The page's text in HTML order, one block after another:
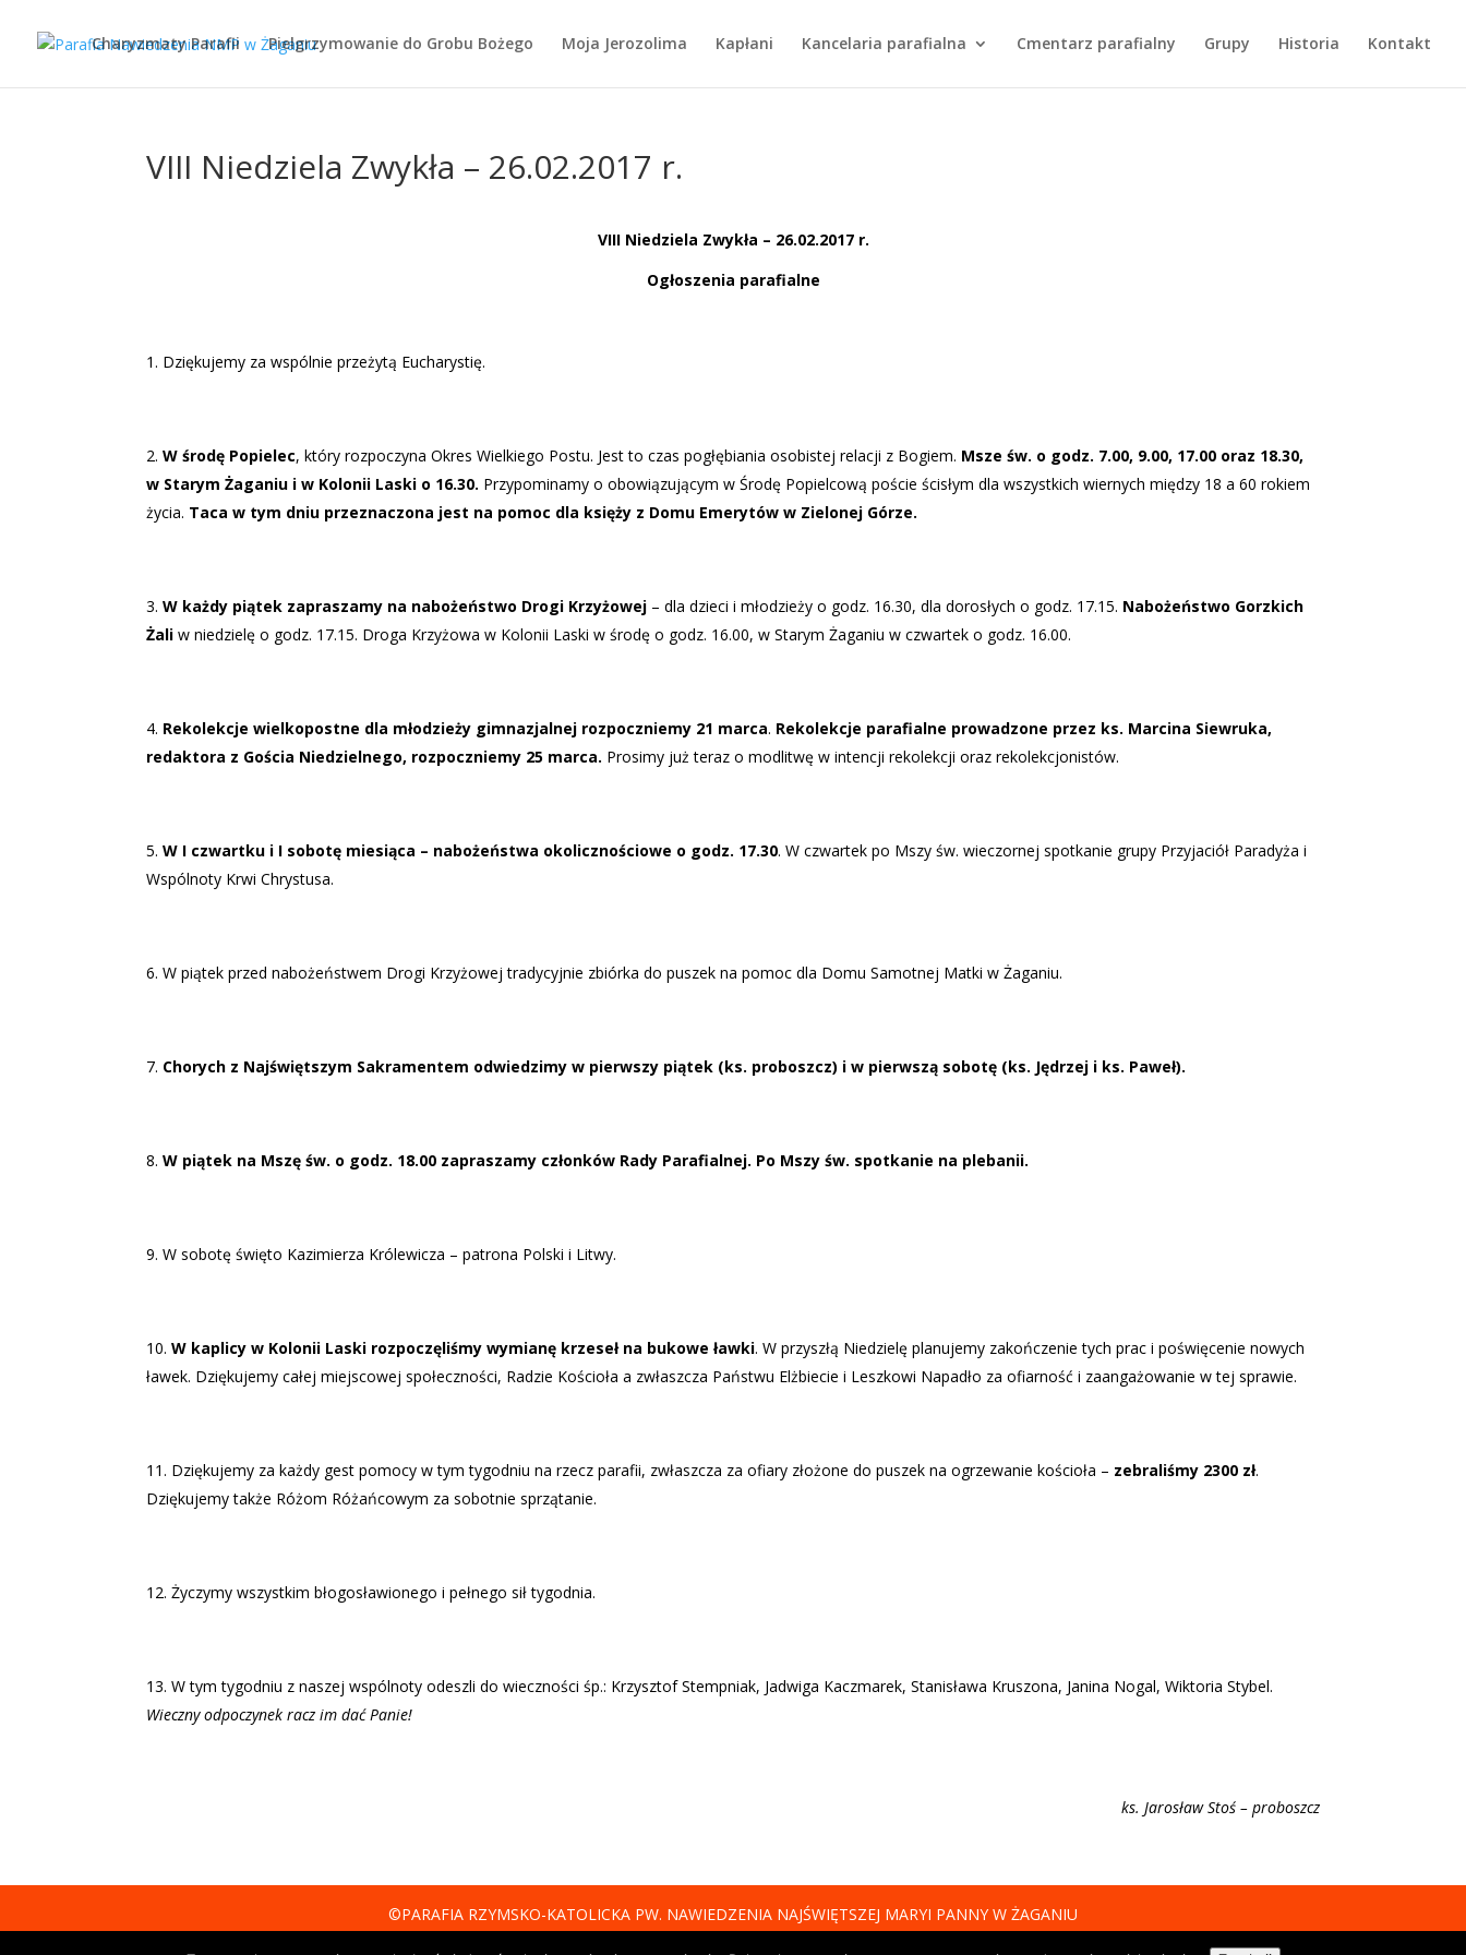
Charyzmaty Parafii Pielgrzymowanie do Grobu Bożego Moja Jerozolima Kapłani Kancelaria parafialna Cmentarz parafialny Grupy Historia Kontakt
VIII Niedziela Zwykła – 26.02.2017 r.
VIII Niedziela Zwykła – 26.02.2017 r.
Ogłoszenia parafialne
Dziękujemy za wspólnie przeżytą Eucharystię.
W środę Popielec, który rozpoczyna Okres Wielkiego Postu. Jest to czas pogłębiania osobistej relacji z Bogiem. Msze św. o godz. 7.00, 9.00, 17.00 oraz 18.30,
w Starym Żaganiu i w Kolonii Laski o 16.30. Przypominamy o obowiązującym w Środę Popielcową poście ścisłym dla wszystkich wiernych między 18 a 60 rokiem
życia. Taca w tym dniu przeznaczona jest na pomoc dla księży z Domu Emerytów w Zielonej Górze.
W każdy piątek zapraszamy na nabożeństwo Drogi Krzyżowej – dla dzieci i młodzieży o godz. 16.30, dla dorosłych o godz. 17.15. Nabożeństwo Gorzkich
Żali w niedzielę o godz. 17.15. Droga Krzyżowa w Kolonii Laski w środę o godz. 16.00, w Starym Żaganiu w czwartek o godz. 16.00.
Rekolekcje wielkopostne dla młodzieży gimnazjalnej rozpoczniemy 21 marca. Rekolekcje parafialne prowadzone przez ks. Marcina Siewruka,
redaktora z Gościa Niedzielnego, rozpoczniemy 25 marca. Prosimy już teraz o modlitwę w intencji rekolekcji oraz rekolekcjonistów.
W I czwartku i I sobotę miesiąca – nabożeństwa okolicznościowe o godz. 17.30. W czwartek po Mszy św. wieczornej spotkanie grupy Przyjaciół Paradyża i
Wspólnoty Krwi Chrystusa.
W piątek przed nabożeństwem Drogi Krzyżowej tradycyjnie zbiórka do puszek na pomoc dla Domu Samotnej Matki w Żaganiu.
Chorych z Najświętszym Sakramentem odwiedzimy w pierwszy piątek (ks. proboszcz) i w pierwszą sobotę (ks. Jędrzej i ks. Paweł).
W piątek na Mszę św. o godz. 18.00 zapraszamy członków Rady Parafialnej. Po Mszy św. spotkanie na plebanii.
W sobotę święto Kazimierza Królewicza – patrona Polski i Litwy.
W kaplicy w Kolonii Laski rozpoczęliśmy wymianę krzeseł na bukowe ławki. W przyszłą Niedzielę planujemy zakończenie tych prac i poświęcenie nowych
ławek. Dziękujemy całej miejscowej społeczności, Radzie Kościoła a zwłaszcza Państwu Elżbiecie i Leszkowi Napadło za ofiarność i zaangażowanie w tej sprawie.
Dziękujemy za każdy gest pomocy w tym tygodniu na rzecz parafii, zwłaszcza za ofiary złożone do puszek na ogrzewanie kościoła – zebraliśmy 2300 zł.
Dziękujemy także Różom Różańcowym za sobotnie sprzątanie.
Życzymy wszystkim błogosławionego i pełnego sił tygodnia.
W tym tygodniu z naszej wspólnoty odeszli do wieczności śp.: Krzysztof Stempniak, Jadwiga Kaczmarek, Stanisława Kruszona, Janina Nogal, Wiktoria Stybel.
Wieczny odpoczynek racz im dać Panie!
ks. Jarosław Stoś – proboszcz
©PARAFIA RZYMSKO-KATOLICKA PW. NAWIEDZENIA NAJŚWIĘTSZEJ MARYI PANNY W ŻAGANIU